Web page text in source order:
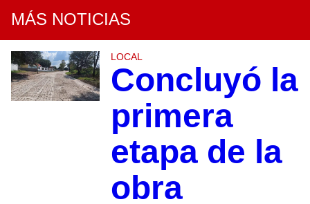
MÁS NOTICIAS
LOCAL
Concluyó la
primera
etapa de la
obra